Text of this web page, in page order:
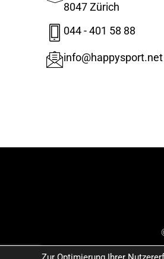
8047 Zürich
044 - 401 58 88
info@happysport.net